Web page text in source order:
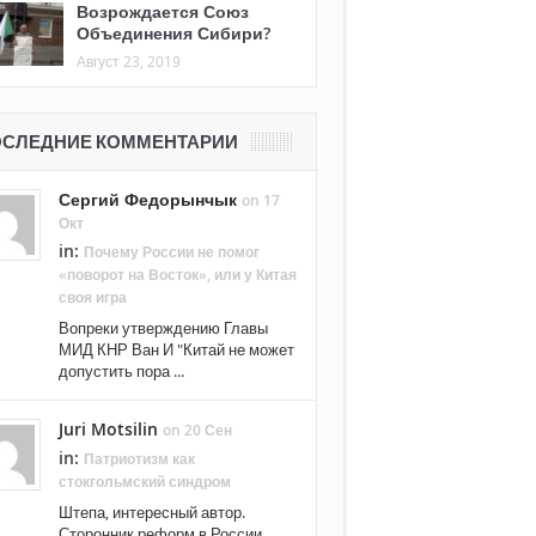
Возрождается Союз
Объединения Сибири?
Август 23, 2019
КОММЕНТАРИИ
Сергий Федорынчык on 17
Окт
in: Почему России не помог
«поворот на Восток», или у Китая
своя игра
Вопреки утверждению Главы
МИД КНР Ван И "Китай не может
допустить пора ...
Juri Motsilin on 20 Сен
in: Патриотизм как
стокгольмский синдром
Штепа, интересный автор.